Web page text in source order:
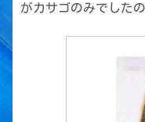
がカサゴのみでした